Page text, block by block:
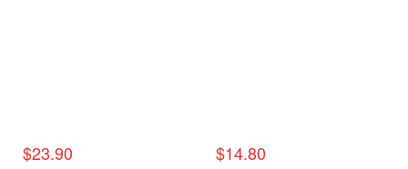
$23.90 $14.80